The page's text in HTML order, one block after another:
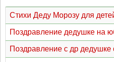
Стихи Деду Морозу для
Поздравление дедушке на
Поздравление с др дедушке